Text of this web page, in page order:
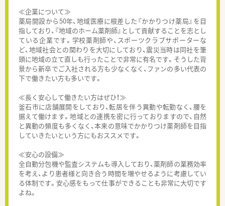
≪企業について≫
薬局開設から50年、地域医療に根差した『かかりつけ薬局』を目
指しており、『地域のホーム薬剤師』として貢献することを志とし
ている企業です。学校薬剤師や、スポーツクラブサポーターな
ど、地域社会との関わりを大切にしており、震災当時は同社を筆
頭に地域の立て直しも行ったことで非常に有名です。そうした背
景から新卒でご入社される方も少なくなく、ファンの多い代表の
下で働きたい方も多いです。
≪長く安心して働きたい方はぜひ！≫
釜石市に店舗展開をしており、転居を伴う異動や転勤なく、腰を
据えて働けます。地域との連携を密に行っておりますので、自然
と異動の頻度も多くなく、本来の意味でかかりつけ薬剤師を目指
していきたいという方にもおススメです。
≪安心の設備≫
全自動分包機や監査システムも導入しており、薬剤師の業務効率
を考え、より患者様と向き合う時間を増やせるように考慮してい
る体制です。安心感をもって仕事ができることも非常に大切です
よね。